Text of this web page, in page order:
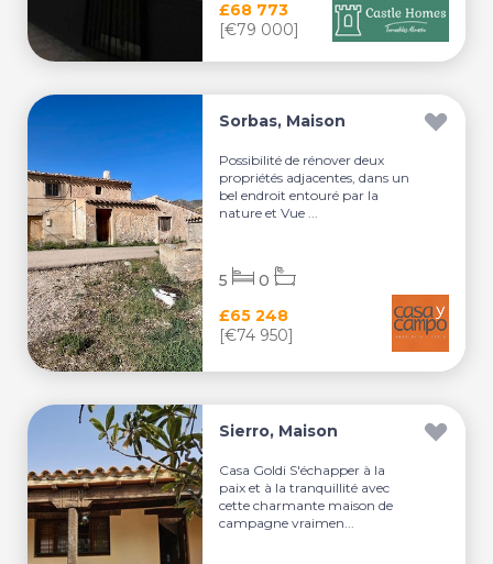
£68 773
[€79 000]
Sorbas, Maison
Possibilité de rénover deux
propriétés adjacentes, dans un
bel endroit entouré par la
nature et Vue ...
£65 248
[€74 950]
5 0
Sierro, Maison
Casa Goldi S'échapper à la
paix et à la tranquillité avec
cette charmante maison de
campagne vraimen...